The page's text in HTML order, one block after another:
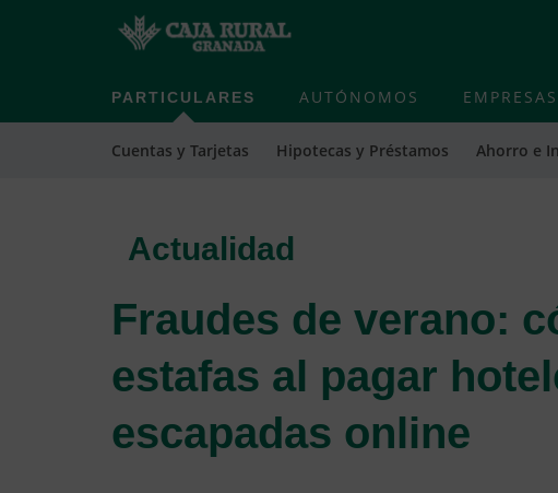
PARTICULARES
Cuentas y Tarjetas Hipotecas y Préstamos Ahorro e
AUTÓNOMOS EMPRESAS
Actualidad
Fraudes de verano:
estafas al pagar
escapadas online